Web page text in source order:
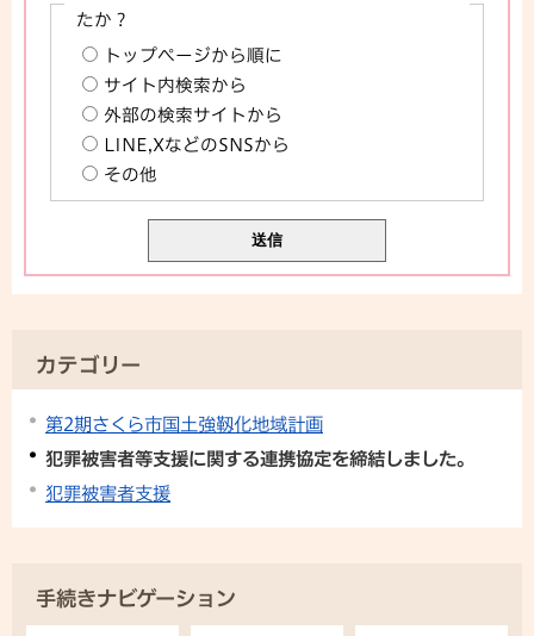
たか？
トップページから順に
サイト内検索から
外部の検索サイトから
LINE,XなどのSNSから
その他
カテゴリー
第2期さくら市国土強靱化地域計画
犯罪被害者等支援に関する連携協定を締結しました。
犯罪被害者支援
手続きナビゲーション